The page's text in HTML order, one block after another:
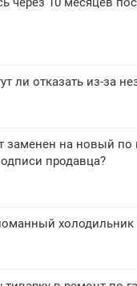
ли отказать из-за
на новый по
продавца?